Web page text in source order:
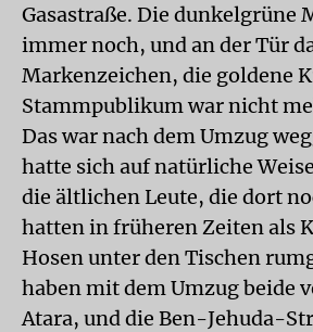
Gasastraße. Die dunkelgrüne
immer noch, und an der Tür
Markenzeichen, die goldene
Stammpublikum war nicht
Das war nach dem Umzug
hatte sich auf natürliche
die ältlichen Leute, die dort
hatten in früheren Zeiten als
Hosen unter den Tischen
haben mit dem Umzug beide
Atara, und die Ben-Jehuda-